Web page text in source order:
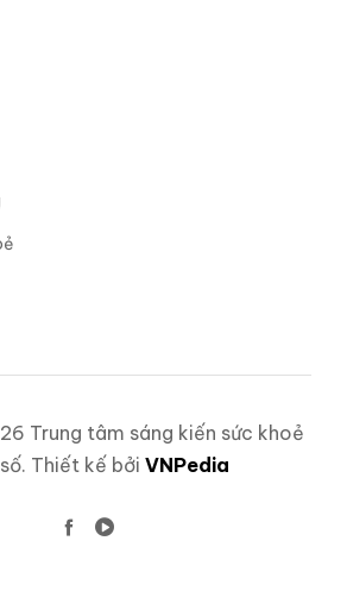
Trung tâm sáng kiến sức khoẻ
Thiết kế bởi VNPedia